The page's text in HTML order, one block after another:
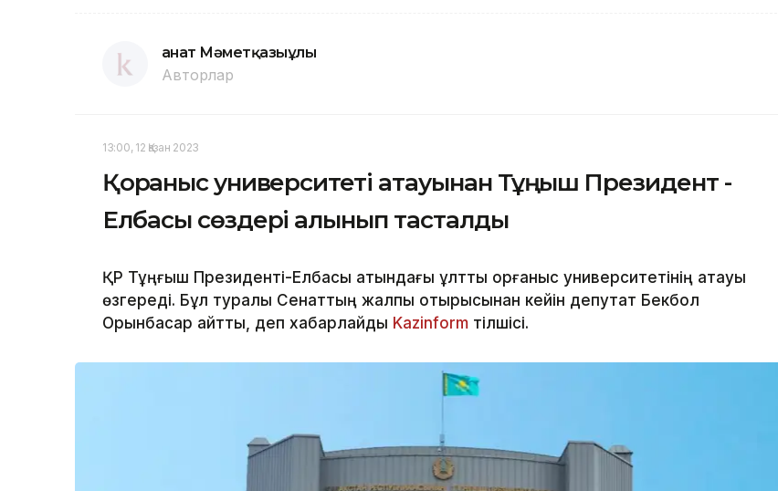
Қанат Мәметқазыұлы
Авторлар
13:00, 12 Қазан 2023
Қорғаныс университеті атауынан Тұңғыш Президент -
Елбасы сөздері алынып тасталды
ҚР Тұңғыш Президенті-Елбасы атындағы ұлттық қорғаныс университетінің атауы
өзгереді. Бұл туралы Сенаттың жалпы отырысынан кейін депутат Бекбол
Орынбасар айтты, деп хабарлайды Kazinform тілшісі.